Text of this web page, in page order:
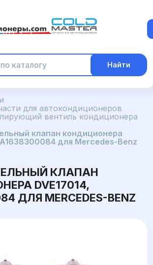
Найти
для автокондиционеров
вентиль кондиционера
клапан кондиционера
A1638300084 для Mercedes-Benz
КЛАПАН
DVE17014,
ДЛЯ MERCEDES-BENZ